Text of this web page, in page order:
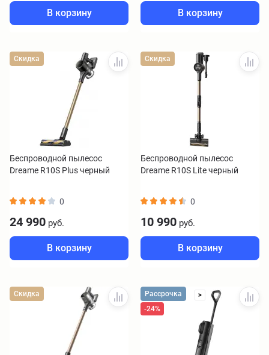
В корзину В корзину
Скидка
Беспроводной пылесос
Dreame R10S Plus черный
0
24 990 руб.
В корзину
Скидка
Беспроводной пылесос
Dreame R10S Lite черный
0
10 990 руб.
В корзину
Скидка Рассрочка
>
-24%